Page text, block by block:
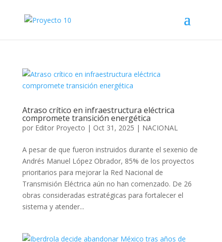
Atraso crítico en infraestructura eléctrica
compromete transición energética
por Editor Proyecto | Oct 31, 2025 | NACIONAL
A pesar de que fueron instruidos durante el sexenio de
Andrés Manuel López Obrador, 85% de los proyectos
prioritarios para mejorar la Red Nacional de
Transmisión Eléctrica aún no han comenzado. De 26
obras consideradas estratégicas para fortalecer el
sistema y atender...